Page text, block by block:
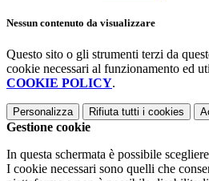
Nessun contenuto da visualizzare
Questo sito o gli strumenti terzi da
cookie necessari al funzionamento ed
COOKIE POLICY.
Personalizza Rifiuta tutti i cookies
Gestione cookie
In questa schermata è possibile
I cookie necessari sono quelli che